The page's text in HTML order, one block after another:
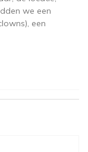
we een
een